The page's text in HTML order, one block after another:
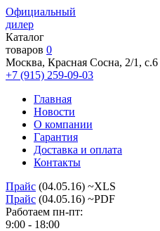
Официальный
дилер
Каталог
товаров 0
Москва, Красная Сосна, 2/1, с.6
+7 (915) 259-09-03
Главная
Новости
О компании
Гарантия
Доставка и оплата
Контакты
Прайс (04.05.16) ~XLS
Прайс (04.05.16) ~PDF
Работаем пн-пт:
9:00 - 18:00